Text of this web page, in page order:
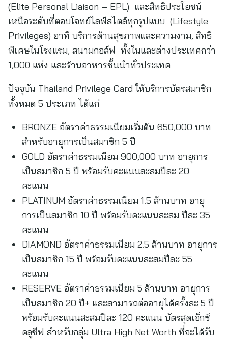
(Elite Personal Liaison – EPL) และสิทธิประโยชน์
เหนือระดับที่ตอบโจทย์ไลฟ์สไตล์ทุกรูปแบบ (Lifestyle
Privileges) อาทิ บริการด้านสุขภาพและความงาม, สิทธิ
พิเศษในโรงแรม, สนามกอล์ฟ ทั้งในและต่างประเทศกว่า
1,000 แห่ง และร้านอาหารชั้นนำทั่วประเทศ
ปัจจุบัน Thailand Privilege Card ให้บริการบัตรสมาชิก
ทั้งหมด 5 ประเภท ได้แก่
BRONZE อัตราค่าธรรมเนียมเริ่มต้น 650,000 บาท
สำหรับอายุการเป็นสมาชิก 5 ปี
GOLD อัตราค่าธรรมเนียม 900,000 บาท อายุการ
เป็นสมาชิก 5 ปี พร้อมรับคะแนนสะสมปีละ 20
คะแนน
PLATINUM อัตราค่าธรรมเนียม 1.5 ล้านบาท อายุ
การเป็นสมาชิก 10 ปี พร้อมรับคะแนนสะสม ปีละ 35
คะแนน
DIAMOND อัตราค่าธรรมเนียม 2.5 ล้านบาท อายุการ
เป็นสมาชิก 15 ปี พร้อมรับคะแนนสะสมปีละ 55
คะแนน
RESERVE อัตราค่าธรรมเนียม 5 ล้านบาท อายุการ
เป็นสมาชิก 20 ปี+ และสามารถต่ออายุได้ครั้งละ 5 ปี
พร้อมรับคะแนนสะสมปีละ 120 คะแนน บัตรสุดเอ็กซ์
คลูซีฟ สำหรับกลุ่ม Ultra High Net Worth ที่จะได้รับ